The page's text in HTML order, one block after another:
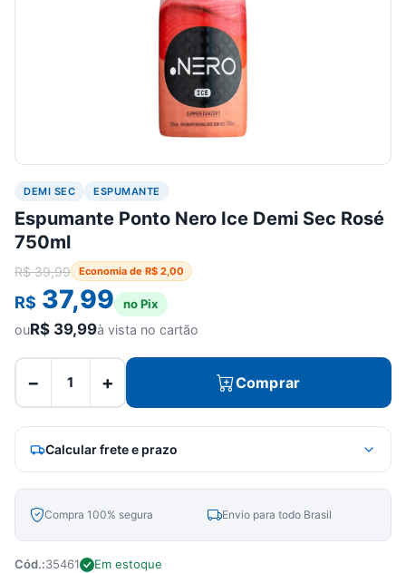
DEMI SEC ESPUMANTE
Espumante Ponto Nero Ice Demi Sec Rosé
750ml
R$39,99 Economia de R$ 2,00
R$ 37,99 no Pix
ouR$ 39,99à vista no cartão
− + Comprar
Calcular frete e prazo
Compra 100% segura Envio para todo Brasil
Cód.:35461 Em estoque